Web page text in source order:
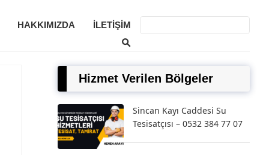
HAKKIMIZDA İLETIŞIM
Hizmet Verilen Bölgeler
Sincan Kayı Caddesi Su
Tesisatçısı – 0532 384 77 07